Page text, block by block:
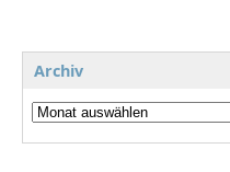
Archiv